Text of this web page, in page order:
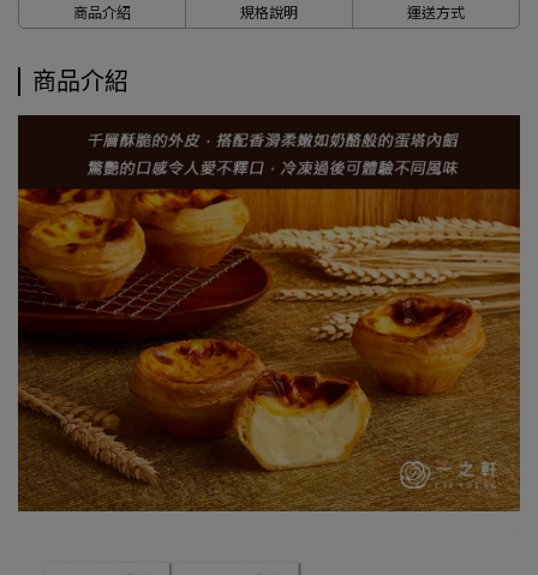
商品介紹 規格說明 運送方式
商品介紹